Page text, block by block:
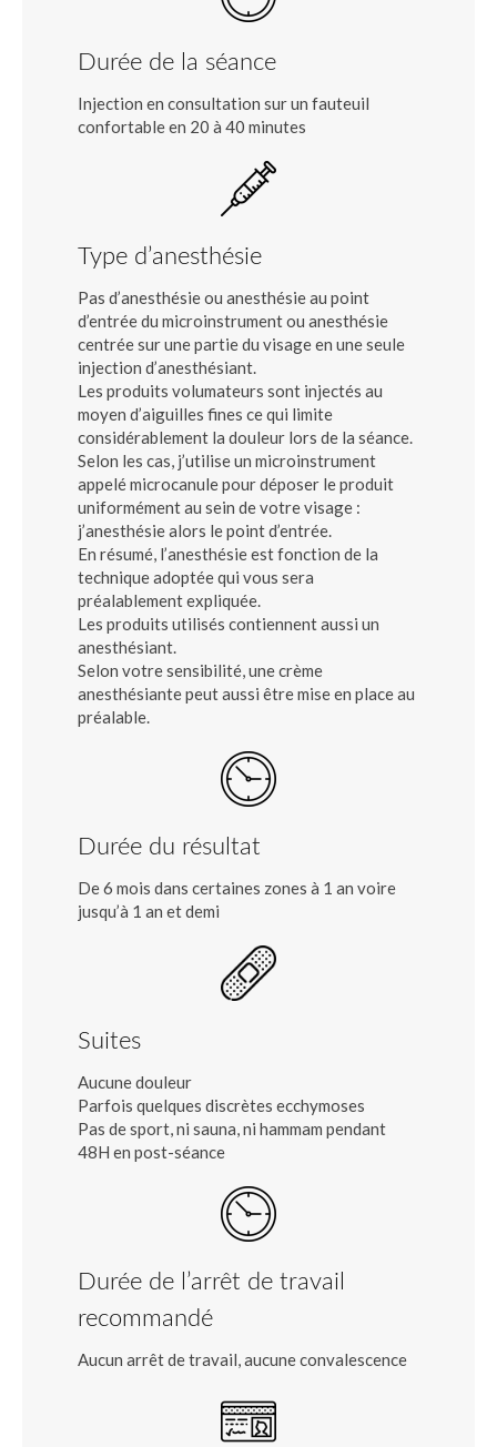
Durée de la séance
Injection en consultation sur un fauteuil
confortable en 20 à 40 minutes
Type d’anesthésie
Pas d’anesthésie ou anesthésie au point
d’entrée du microinstrument ou anesthésie
centrée sur une partie du visage en une seule
injection d’anesthésiant.
Les produits volumateurs sont injectés au
moyen d’aiguilles fines ce qui limite
considérablement la douleur lors de la séance.
Selon les cas, j’utilise un microinstrument
appelé microcanule pour déposer le produit
uniformément au sein de votre visage :
j’anesthésie alors le point d’entrée.
En résumé, l’anesthésie est fonction de la
technique adoptée qui vous sera
préalablement expliquée.
Les produits utilisés contiennent aussi un
anesthésiant.
Selon votre sensibilité, une crème
anesthésiante peut aussi être mise en place au
préalable.
Durée du résultat
De 6 mois dans certaines zones à 1 an voire
jusqu’à 1 an et demi
Suites
Aucune douleur
Parfois quelques discrètes ecchymoses
Pas de sport, ni sauna, ni hammam pendant
48H en post-séance
Durée de l’arrêt de travail
recommandé
Aucun arrêt de travail, aucune convalescence